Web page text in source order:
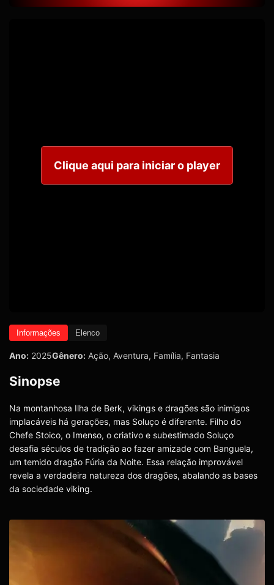
Clique aqui para iniciar o player
Informações Elenco
Ano: 2025Gênero: Ação, Aventura, Família, Fantasia
Sinopse
Na montanhosa Ilha de Berk, vikings e dragões são inimigos
implacáveis há gerações, mas Soluço é diferente. Filho do
Chefe Stoico, o Imenso, o criativo e subestimado Soluço
desafia séculos de tradição ao fazer amizade com Banguela,
um temido dragão Fúria da Noite. Essa relação improvável
revela a verdadeira natureza dos dragões, abalando as bases
da sociedade viking.